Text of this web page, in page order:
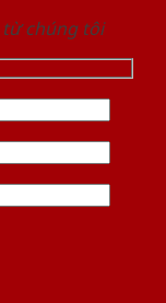
chúng tôi